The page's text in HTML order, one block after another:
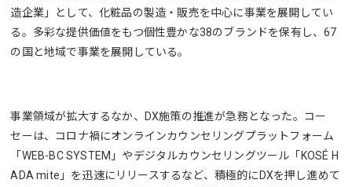
造企業」として、化粧品の製造・販売を中心に事業を展開してい
る。多彩な提供価値をもつ個性豊かな38のブランドを保有し、67
の国と地域で事業を展開している。
事業領域が拡大するなか、DX施策の推進が急務となった。コー
セーは、コロナ禍にオンラインカウンセリングプラットフォーム
「WEB-BC SYSTEM」やデジタルカウンセリングツール「KOSÉ H
ADA mite」を迅速にリリースするなど、積極的にDXを押し進めて